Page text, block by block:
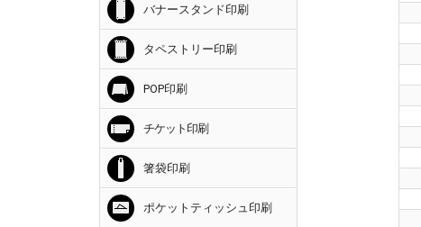
バナースタンド印刷
タペストリー印刷
POP印刷
チケット印刷
箸袋印刷
ポケットティッシュ印刷